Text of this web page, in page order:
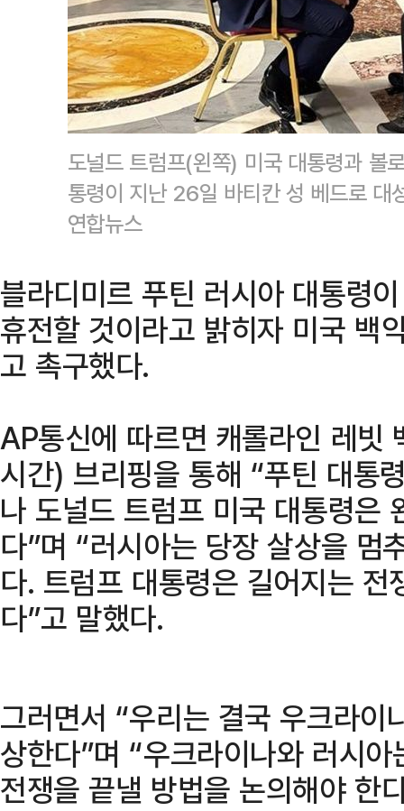
도널드 트럼프(왼쪽) 미국 대통령과 볼
통령이 지난 26일 바티칸 성 베드로
연합뉴스
블라디미르 푸틴 러시아 대통령
휴전할 것이라고 밝히자 미국 백
고 촉구했다.
AP통신에 따르면 캐롤라인 레빗
시간) 브리핑을 통해 “푸틴 대통
나 도널드 트럼프 미국 대통령은
다”며 “러시아는 당장 살상을 멈
다. 트럼프 대통령은 길어지는
다”고 말했다.
그러면서 “우리는 결국 우크라
상한다”며 “우크라이나와 러시
전쟁을 끝낼 방법을 논의해야 한